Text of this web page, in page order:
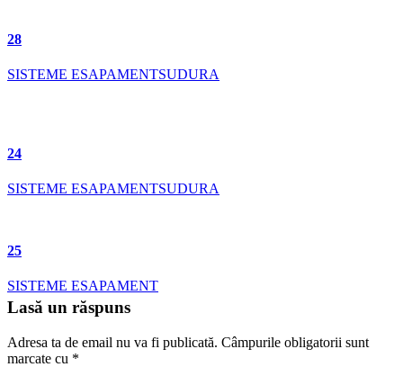
28
SISTEME ESAPAMENTSUDURA
24
SISTEME ESAPAMENTSUDURA
25
SISTEME ESAPAMENT
Lasă un răspuns
Adresa ta de email nu va fi publicată. Câmpurile obligatorii sunt
marcate cu *